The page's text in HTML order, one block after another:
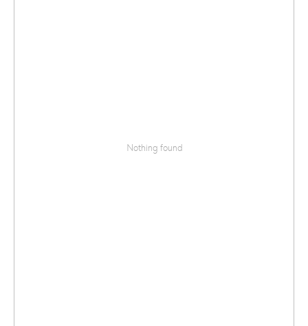
Nothing found